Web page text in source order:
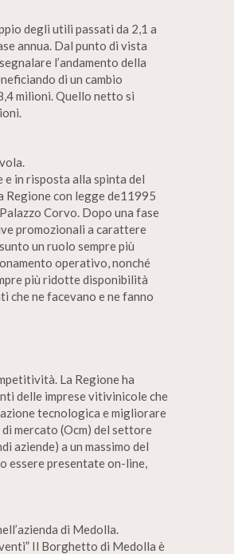
degli utili passati da 2,1 a
annua. Dal punto di vista
l’andamento della
di un cambio
milioni. Quello netto si
in risposta alla spinta del
Regione con legge de11995
Corvo. Dopo una fase
promozionali a carattere
un ruolo sempre più
operativo, nonché
più ridotte disponibilità
che ne facevano e ne fanno
La Regione ha
delle imprese vitivinicole che
tecnologica e migliorare
mercato (Ocm) del settore
aziende) a un massimo del
essere presentate on-line,
di Medolla.
Il Borghetto di Medolla è